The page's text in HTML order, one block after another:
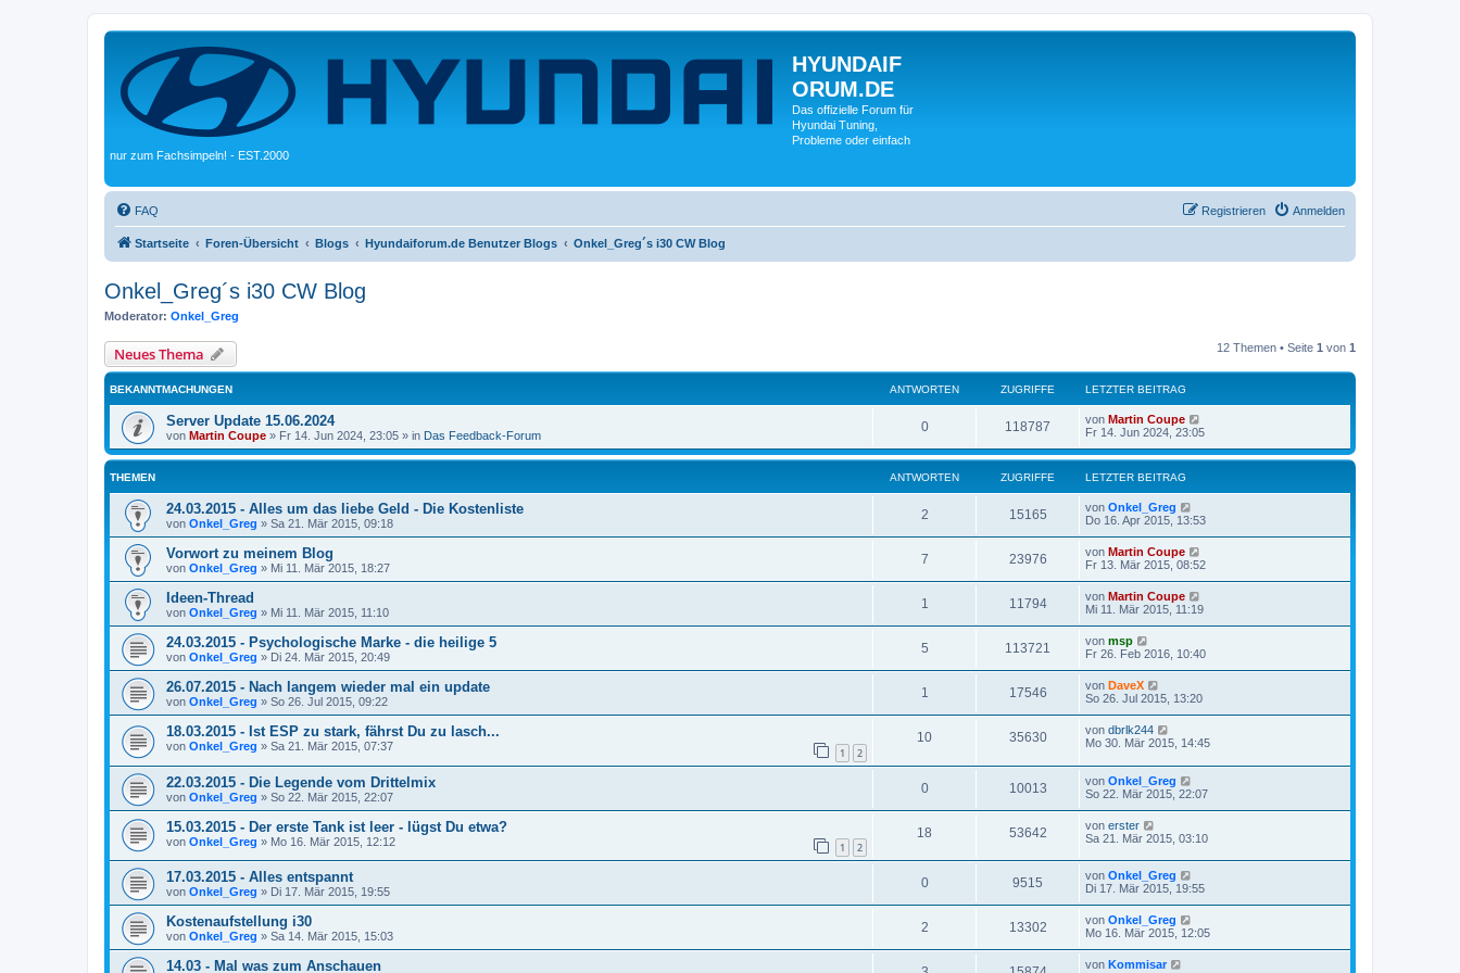
HYUNDAIF
ORUM.DE
Das offizielle Forum für
Hyundai Tuning,
Probleme oder einfach
nur zum Fachsimpeln! - EST.2000
FAQ Anmelden
Registrieren
Startseite Foren-Übersicht Blogs Hyundaiforum.de Benutzer Blogs Onkel_Greg´s i30 CW Blog
Onkel_Greg´s i30 CW Blog
Moderator: Onkel_Greg
Neues Thema 12 Themen • Seite 1 von 1
BEKANNTMACHUNGEN ANTWORTEN ZUGRIFFE LETZTER BEITRAG
Server Update 15.06.2024
von Martin Coupe » Fr 14. Jun 2024, 23:05 » in Das Feedback-Forum
0 118787 von Martin Coupe
Fr 14. Jun 2024, 23:05
THEMEN ANTWORTEN ZUGRIFFE LETZTER BEITRAG
24.03.2015 - Alles um das liebe Geld - Die Kostenliste
von Onkel_Greg » Sa 21. Mär 2015, 09:18
2 15165 von Onkel_Greg
Do 16. Apr 2015, 13:53
Vorwort zu meinem Blog
von Onkel_Greg » Mi 11. Mär 2015, 18:27
7 23976 von Martin Coupe
Fr 13. Mär 2015, 08:52
Ideen-Thread
von Onkel_Greg » Mi 11. Mär 2015, 11:10
1 11794 von Martin Coupe
Mi 11. Mär 2015, 11:19
24.03.2015 - Psychologische Marke - die heilige 5
von Onkel_Greg » Di 24. Mär 2015, 20:49
5 113721 von msp
Fr 26. Feb 2016, 10:40
26.07.2015 - Nach langem wieder mal ein update
von Onkel_Greg » So 26. Jul 2015, 09:22
1 17546 von DaveX
So 26. Jul 2015, 13:20
18.03.2015 - Ist ESP zu stark, fährst Du zu lasch...
von Onkel_Greg » Sa 21. Mär 2015, 07:37 1 2
10 35630 von dbrlk244
Mo 30. Mär 2015, 14:45
22.03.2015 - Die Legende vom Drittelmix
von Onkel_Greg » So 22. Mär 2015, 22:07
0 10013 von Onkel_Greg
So 22. Mär 2015, 22:07
15.03.2015 - Der erste Tank ist leer - lügst Du etwa?
von Onkel_Greg » Mo 16. Mär 2015, 12:12 1 2
18 53642 von erster
Sa 21. Mär 2015, 03:10
17.03.2015 - Alles entspannt
von Onkel_Greg » Di 17. Mär 2015, 19:55
0 9515 von Onkel_Greg
Di 17. Mär 2015, 19:55
Kostenaufstellung i30
von Onkel_Greg » Sa 14. Mär 2015, 15:03
2 13302 von Onkel_Greg
Mo 16. Mär 2015, 12:05
14.03 - Mal was zum Anschauen von Kommisar